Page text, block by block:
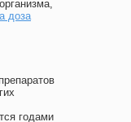
доза
годами